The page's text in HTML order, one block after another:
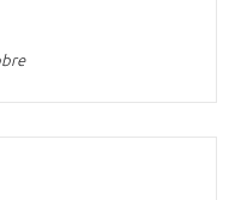
SUR LES RELATIONS ENTRE
ET SPATIALE
DE LA FILIÈRE